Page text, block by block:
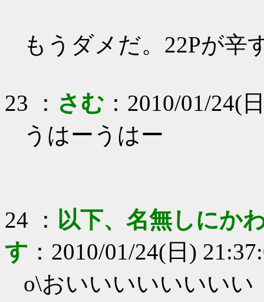
もうダメだ。22Pが
23 ： さむ ： 2010/01/24(
うはーうはー
24 ： 以下、名無しにか
す ： 2010/01/24(日)
o\おいいいいいいいい